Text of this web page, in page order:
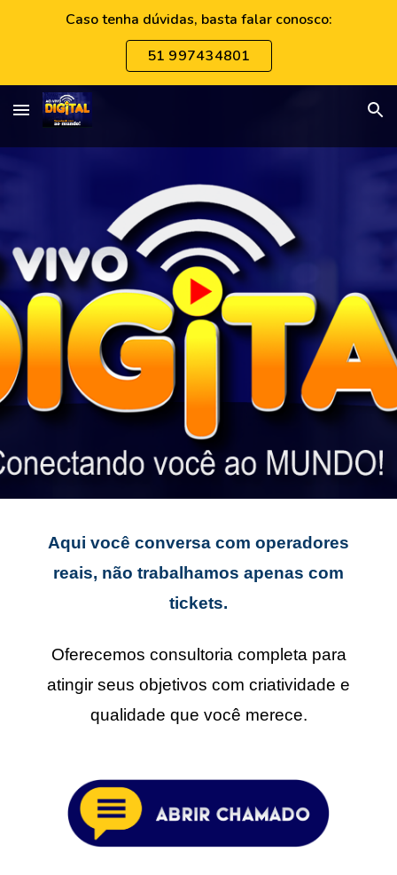
Caso tenha dúvidas, basta falar conosco:
51 997434801
Aqui você conversa com operadores
reais, não trabalhamos apenas com
tickets.
Oferecemos consultoria completa para
atingir seus objetivos com criatividade e
qualidade que você merece.